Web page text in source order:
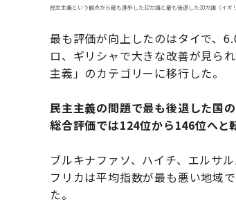
民主主義という観点から最も進歩した10カ国と最も後退した10カ国（イ
最も評価が向上したのはタイで、
ロ、ギリシャで大きな改善が見ら
主義」のカテゴリーに移行した。
民主主義の問題で最も後退した国
総合評価では124位から146位へと
ブルキナファソ、ハイチ、エルサ
フリカは平均指数が最も悪い地域
た。